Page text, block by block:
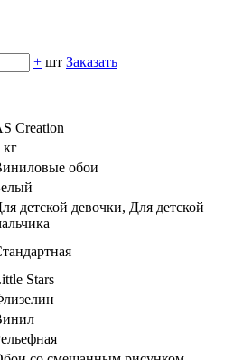
+ шт Заказать
Creation
кг
обои
детской девочки, Для детской
Stars